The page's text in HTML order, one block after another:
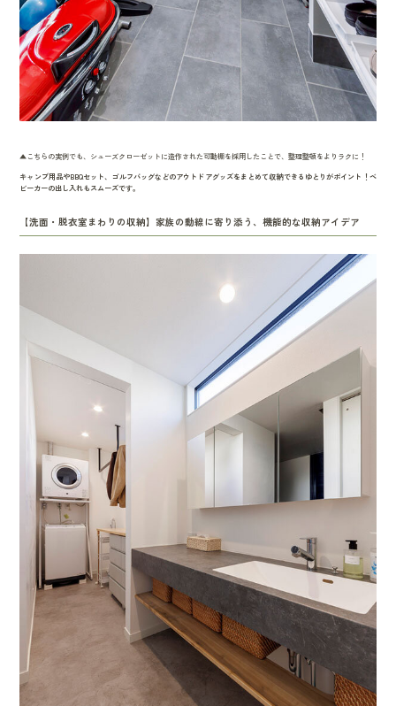
▲こちらの実例でも、シューズクローゼットに造作された可動棚を採用したことで、整理整頓をよりラクに！
キャンプ用品やBBQセット、ゴルフバッグなどのアウトドアグッズをまとめて収納できるゆとりがポイント！ベ
ビーカーの出し入れもスムーズです。
【洗面・脱衣室まわりの収納】家族の動線に寄り添う、機能的な収納アイデア